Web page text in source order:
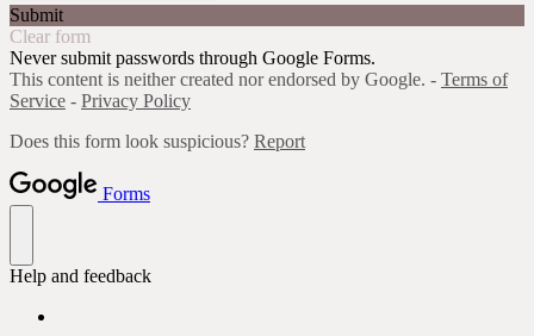
Submit
Clear form
Never submit passwords through Google Forms.
This content is neither created nor endorsed by Google. - Terms of
Service - Privacy Policy
Does this form look suspicious? Report
Forms
Help and feedback